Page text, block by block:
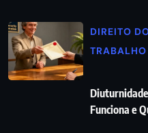
DIREITO
TRABALHO
Funciona e